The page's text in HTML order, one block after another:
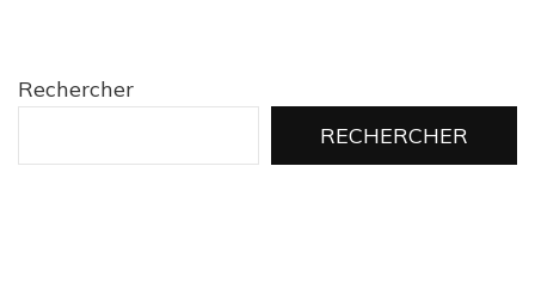
Rechercher
RECHERCHER